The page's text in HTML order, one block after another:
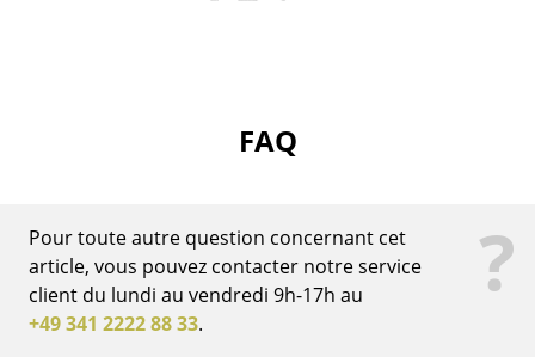
Tables de chevet et Accessoires de lit
Accessoires
Horloges
FAQ
?
Pour toute autre question concernant cet
article, vous pouvez contacter notre service
client du lundi au vendredi 9h-17h au
+49 341 2222 88 33.